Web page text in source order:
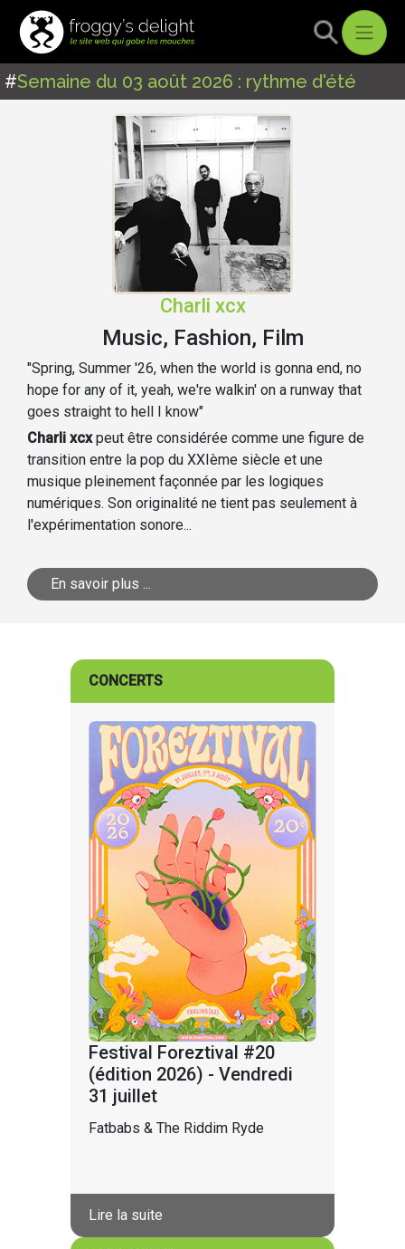
#Semaine du 03 août 2026 : rythme d'été
Charli xcx
Music, Fashion, Film
"Spring, Summer '26, when the world is gonna end, no
hope for any of it, yeah, we're walkin' on a runway that
goes straight to hell I know"
Charli xcxpeut être considérée comme une figure de
transition entre la pop du XXIème siècle et une
musique pleinement façonnée par les logiques
numériques. Son originalité ne tient pas seulement à
l'expérimentation sonore...
En savoir plus ...
CONCERTS
Festival Foreztival #20
(édition 2026) - Vendredi
31 juillet
Fatbabs & The Riddim Ryde
Lire la suite